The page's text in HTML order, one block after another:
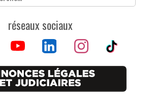
réseaux sociaux